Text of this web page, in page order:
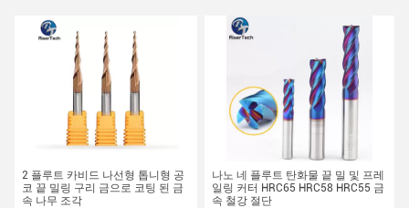
2 플루트 카비드 나선형 톱니형 공
코 끝 밀링 구리 금으로 코팅 된 금
속 나무 조각
나노 네 플루트 탄화물 끝 밀 및 프레
일링 커터 HRC65 HRC58 HRC55 금
속 철강 절단